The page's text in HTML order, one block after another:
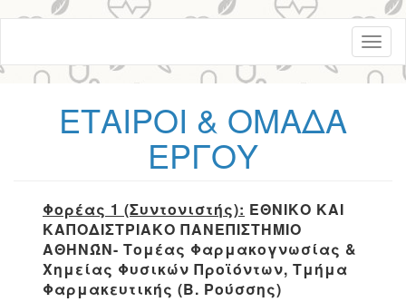
main
content
ΕΤΑΙΡΟΙ & ΟΜΑΔΑ
ΕΡΓΟΥ
Φορέας 1 (Συντονιστής): ΕΘΝΙΚΟ ΚΑΙ
ΚΑΠΟΔΙΣΤΡΙΑΚΟ ΠΑΝΕΠΙΣΤΗΜΙΟ
ΑΘΗΝΏΝ- Τομέας Φαρμακογνωσίας &
Χημείας Φυσικών Προϊόντων, Τμήμα
Φαρμακευτικής (Β. Ρούσσης)